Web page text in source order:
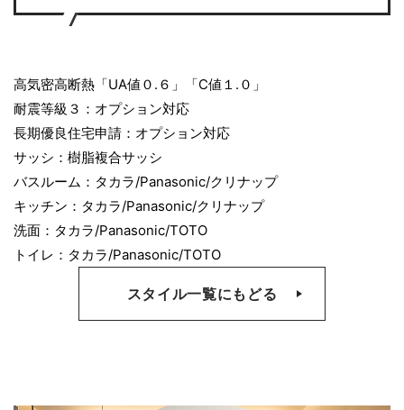
高気密高断熱「UA値０.６」「C値１.０」
耐震等級３：オプション対応
長期優良住宅申請：オプション対応
サッシ：樹脂複合サッシ
バスルーム：タカラ/Panasonic/クリナップ
キッチン：タカラ/Panasonic/クリナップ
洗面：タカラ/Panasonic/TOTO
トイレ：タカラ/Panasonic/TOTO
スタイル一覧にもどる